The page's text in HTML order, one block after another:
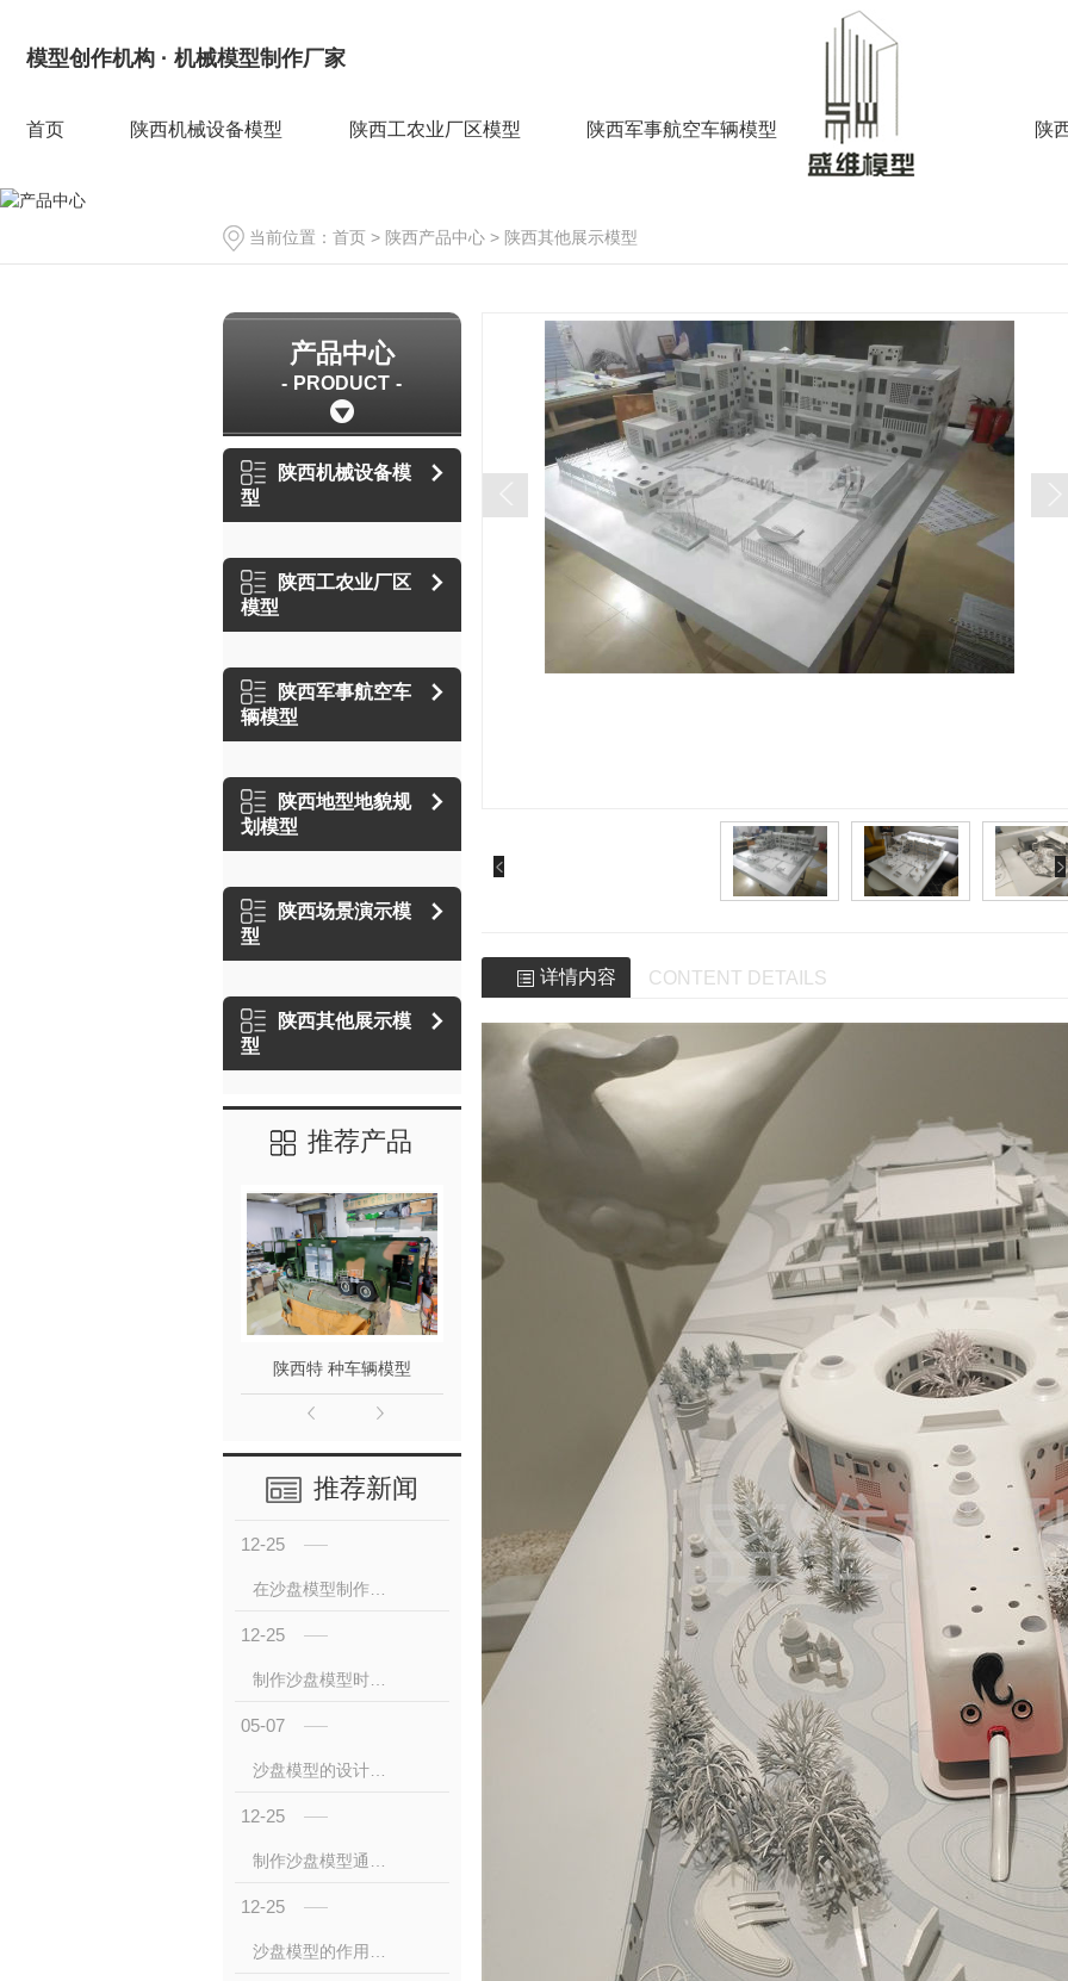
模型创作机构 · 机械模型制作厂家
首页 陕西机械设备模型 陕西工农业厂区模型 陕西军事航空车辆模型 陕
当前位置： 首页 > 陕西产品中心 > 陕西其他展示模型
产品中心
PRODUCT
陕西机械设备模
型
陕西工农业厂区
模型
陕西军事航空车
辆模型
陕西地型地貌规
划模型
陕西场景演示模
型
陕西其他展示模
型
推荐产品
陕西特 种车辆模型 陕西平路机动态运输机器人 陕西救援钻机 陕西露天
推荐新闻
12-25
在沙盘模型制作时我们需要注意哪些点？
12-25
制作沙盘模型时使用工具的注意事项
05-07
沙盘模型的设计原则和要求是什么
12-25
12-25
详情内容 CONTENT DETAILS